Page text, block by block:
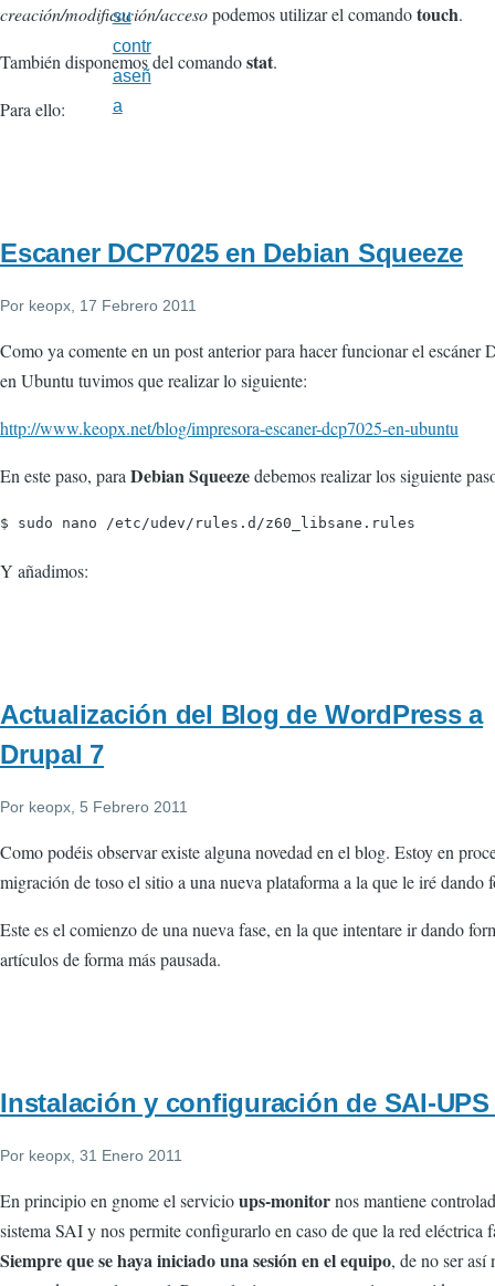
creación/modificación/accesopodemos utilizar el comandotouch.
También disponemos del comandostat.
Para ello:
Escaner DCP7025 en Debian Squeeze
Por keopx, 17 Febrero 2011
Como ya comente en un post anterior para hacer funcionar el escáner
en Ubuntu tuvimos que realizar lo siguiente:
http://www.keopx.net/blog/impresora-escaner-dcp7025-en-ubuntu
En este paso, paraDebian Squeezedebemos realizar los siguiente
$ sudo nano /etc/udev/rules.d/z60_libsane.rules
Y añadimos:
Actualización del Blog de WordPress a
Drupal 7
Por keopx , 5 Febrero 2011
Como podéis observar existe alguna novedad en el blog. Estoy en
migración de toso el sitio a una nueva plataforma a la que le iré dando
Este es el comienzo de una nueva fase, en la que intentare ir dando
artículos de forma más pausada.
Instalación y configuración de SAI-UPS
Por keopx , 31 Enero 2011
En principio en gnome el servicioups-monitornos mantiene
sistema SAI y nos permite configurarlo en caso de que la red eléctrica
Siempre que se haya iniciado una sesión en el equipo, de no ser así
su
contr
aseñ
a